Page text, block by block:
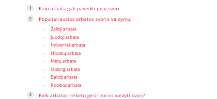
Kaip arbata gali paveikti jūsų svorį
Populiariausios arbatos svorio valdymui
Žalioji arbata
Juodoji arbata
Imbierinė arbata
Hibiskų arbata
Mėtų arbata
Oolong arbata
Baltoji arbata
Rooibos arbata
Kiek arbatos reikėtų gerti norint valdyti svorį?